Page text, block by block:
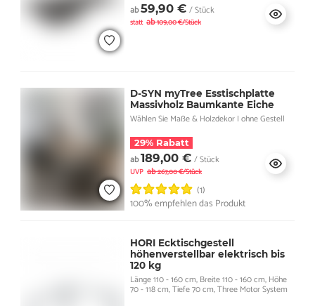
ab59,90 € / Stück
statt ab109,00 €/Stück
D-SYN myTree Esstischplatte
Massivholz Baumkante Eiche
Wählen Sie Maße & Holzdekor I ohne Gestell
29% Rabatt
ab189,00 € / Stück
UVP ab267,00 €/Stück
(1)
100% empfehlen das Produkt
HORI Ecktischgestell
höhenverstellbar elektrisch bis
120 kg
Länge 110 - 160 cm, Breite 110 - 160 cm, Höhe
70 - 118 cm, Tiefe 70 cm, Three Motor System